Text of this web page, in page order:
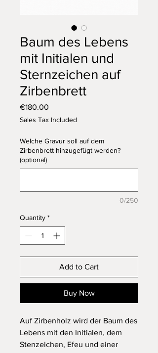
Baum des Lebens
mit Initialen und
Sternzeichen auf
Zirbenbrett
€180.00
Sales Tax Included
Welche Gravur soll auf dem
Zirbenbrett hinzugefügt werden?
(optional)
0/250
Quantity *
Add to Cart
Buy Now
Auf Zirbenholz wird der Baum des
Lebens mit den Initialen, dem
Stenzeichen, Efeu und einer